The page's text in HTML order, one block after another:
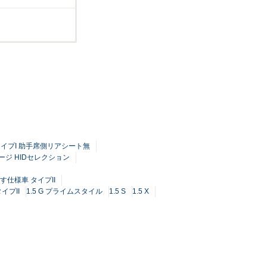
プI 助手席側リアシート無
ジ HIDセレクション
仕様車 タイプII
プII
1.5 G プライムスタイル 1.5 S 1.5 X